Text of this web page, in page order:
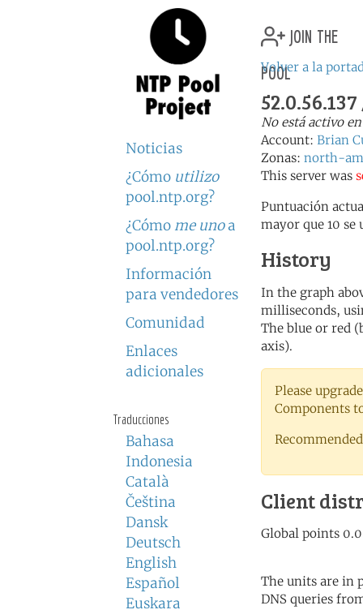
Noticias
¿Cómo utilizo
pool.ntp.org?
¿Cómo me unoa
pool.ntp.org?
Información
para vendedores
Comunidad
Enlaces
adicionales
Traducciones
Bahasa
Indonesia
Català
Čeština
Dansk
Deutsch
English
Español
Euskara
join the
pool
Volver a la
No está activo
Account: Brian
Zonas: north-
This server was
Puntuación
mayor que 10 se
History
In the graph
milliseconds,
The blue or red
axis).
Please
Components
Client
The units are in
DNS queries